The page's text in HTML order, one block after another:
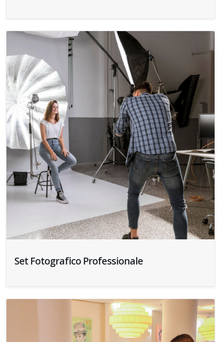
Set Fotografico Professionale